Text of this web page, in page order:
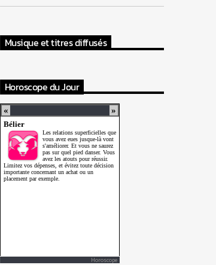
Musique et titres diffusés
Horoscope du Jour
Horoscope